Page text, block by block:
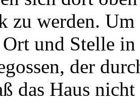
zu werden.
und Stelle
der
das Haus